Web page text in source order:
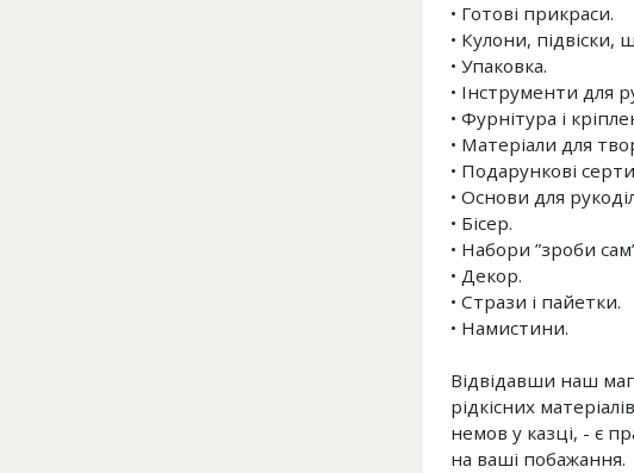
• Готові прикраси.
• Кулони, підвіски,
• Упаковка.
• Інструменти для
• Фурнітура і
• Матеріали для
• Подарункові
• Основи для
• Бісер.
• Набори ”зроби
• Декор.
• Стрази і пайетки.
• Намистини.
Відвідавши наш
рідкісних
немов у казці, - є
на ваші побажання.